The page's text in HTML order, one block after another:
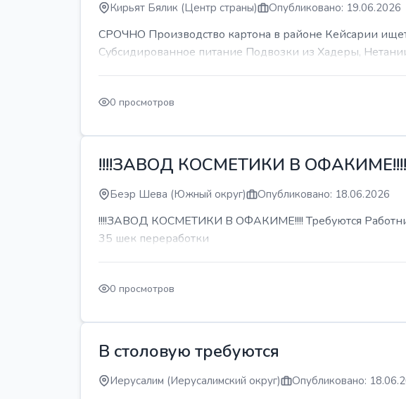
Кирьят Бялик (Центр страны) Опубликовано: 19.06.2026
СРОЧНО Производство картона в районе Кейсарии
Субсидированное питание Подвозки из Хадеры,
0 просмотров
!!!!ЗАВОД КОСМЕТИКИ В ОФАКИМЕ!!!!
Беэр Шева (Южный округ) Опубликовано: 18.06.2026
!!!!ЗАВОД КОСМЕТИКИ В ОФАКИМЕ!!!! Требуются
35 шек переработки
0 просмотров
В столовую требуются
Иерусалим (Иерусалимский округ) Опубликовано: